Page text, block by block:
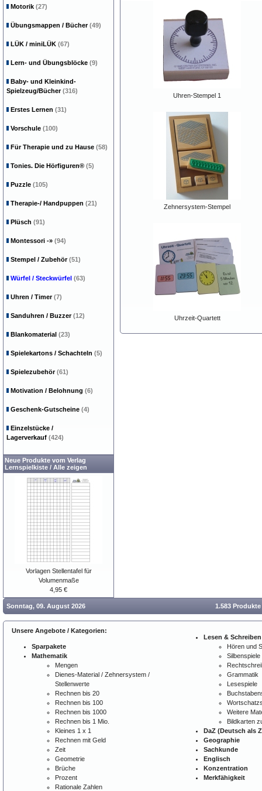
Uhren-Stempel 1
Zehnersystem-Stempel
Uhrzeit-Quartett
Motorik (27)
Übungsmappen / Bücher(49)
LÜK / miniLÜK (67)
Lern- und Übungsblöcke (9)
Baby- und Kleinkind-
Spielzeug/Bücher(316)
Erstes Lernen (31)
Vorschule (100)
Für Therapie und zu Hause (58)
Tonies. Die Hörfiguren® (5)
Puzzle (105)
Therapie-/ Handpuppen (21)
Plüsch (91)
Montessori -» (94)
Stempel / Zubehör(51)
Würfel / Steckwürfel (63)
Uhren / Timer(7)
Sanduhren / Buzzer(12)
Blankomaterial (23)
Spielekartons / Schachteln (5)
Spielezubehör(61)
Motivation / Belohnung (6)
Geschenk-Gutscheine (4)
Einzelstücke /
Lagerverkauf (424)
Neue Produkte vom Verlag
Lernspielkiste / Alle zeigen
Vorlagen Stellentafel für
Volumenmaße
4,95 €
Sonntag, 09. August 2026 1.583
Unsere Angebote / Kategorien:
Sparpakete
Mathematik
Mengen
Dienes-Material / Zehnersystem /
Stellenwerte
Rechnen bis 20
Rechnen bis 100
Rechnen bis 1000
Rechnen bis 1 Mio.
Kleines 1 x 1
Rechnen mit Geld
Zeit
Geometrie
Brüche
Prozent
Rationale Zahlen
Lesen & Schreiben
Hören und
Silbenspiele
Grammatik
Lesespiele
Weitere
Bildkarten
DaZ (Deutsch als
Geographie
Sachkunde
Englisch
Konzentration
Merkfähigkeit